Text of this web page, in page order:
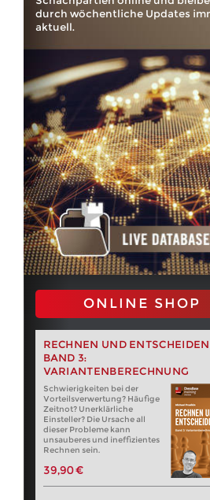
durch wöchentliche Updates
aktuell.
ONLINE SHOP
RECHNEN UND ENTSCHEIDEN
BAND 3:
VARIANTENBERECHNUNG
Schwierigkeiten bei der
Vorteilsverwertung? Häufige
Zeitnot? Unerklärliche
Einsteller? Die Ursache all
dieser Probleme kann
unsauberes und ineffizientes
Rechnen sein.
39,90 €